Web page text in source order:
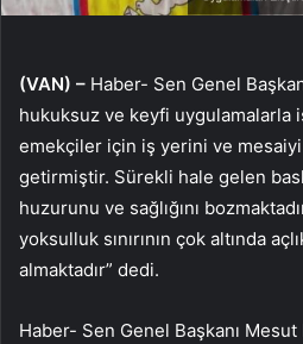
(VAN) – Haber- Sen Genel
hukuksuz ve keyfi uygulamalarla
emekçiler için iş yerini ve
getirmiştir. Sürekli hale gelen
huzurunu ve sağlığını
yoksulluk sınırının çok altında
almaktadır” dedi.
Haber- Sen Genel Başkanı